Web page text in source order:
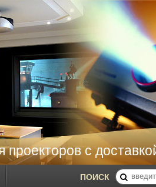
проекторов с
ПОИСК